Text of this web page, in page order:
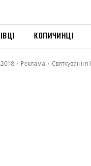
КОПИЧИНЦІ
Реклама Святкування